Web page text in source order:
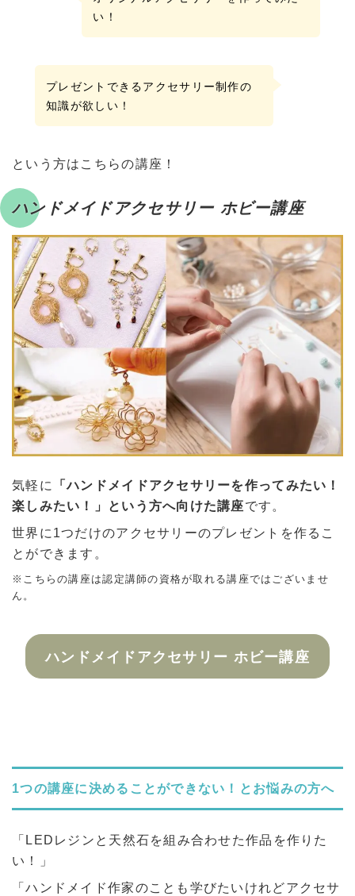
い！
プレゼントできるアクセサリー制作の
知識が欲しい！
という方はこちらの講座！
ハンドメイドアクセサリー ホビー講座
気軽に
「ハンドメイドアクセサリーを作ってみたい！
楽しみたい！」という方へ向けた講座です。
世界に1つだけのアクセサリーのプレゼントを作るこ
とができます。
※こちらの講座は認定講師の資格が取れる講座ではございませ
ん。
ハンドメイドアクセサリー ホビー講座
1つの講座に決めることができない！とお悩みの方へ
「LEDレジンと天然石を組み合わせた作品を作りた
い！」
「ハンドメイド作家のことも学びたいけれどアクセサ